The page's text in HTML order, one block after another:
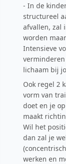
- In de
structureel
afvallen, zal
worden
Intensieve
lichaam bij
Ook regel 2
vorm van
doet en je
maakt
Wil het
dan zal je
werken en